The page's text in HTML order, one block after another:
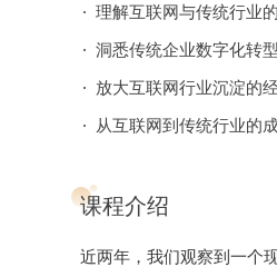
理解互联网与传统行业
洞悉传统企业数字化转
放大互联网行业沉淀的
从互联网到传统行业的
课程介绍
近两年，我们观察到一个